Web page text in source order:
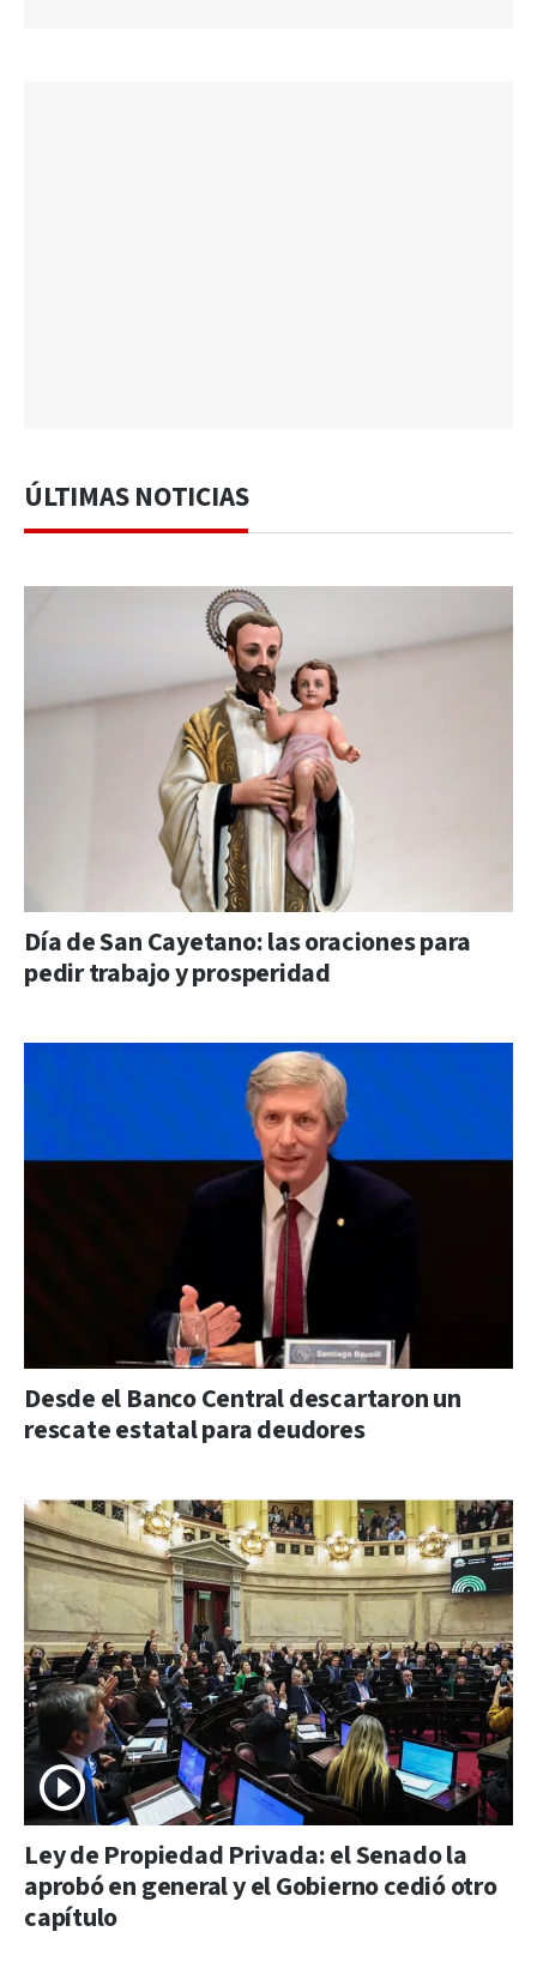
ÚLTIMAS NOTICIAS
Día de San Cayetano: las oraciones para
pedir trabajo y prosperidad
Desde el Banco Central descartaron un
rescate estatal para deudores
Ley de Propiedad Privada: el Senado la
aprobó en general y el Gobierno cedió otro
capítulo